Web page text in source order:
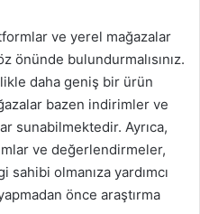
ve yerel mağazalar
önünde bulundurmalısınız.
daha geniş bir ürün
bazen indirimler ve
sunabilmektedir. Ayrıca,
ve değerlendirmeler,
olmanıza yardımcı
önce araştırma